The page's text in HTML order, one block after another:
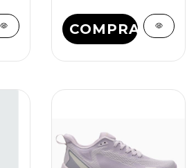
COMPRAR